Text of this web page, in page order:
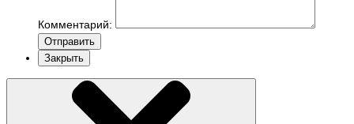
Комментарий:
Отправить
Закрыть